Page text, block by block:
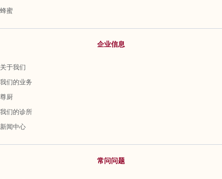
蜂蜜
企业信息
关于我们
我们的业务
尊厨
我们的诊所
新闻中心
常问问题